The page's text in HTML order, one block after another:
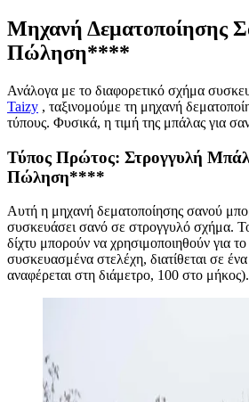
Μηχανή Δεματοποίησης
Πώληση****
Ανάλογα με το διαφορετικό σχήμα
Taizy , ταξινομούμε τη μηχανή
τύπους. Φυσικά, η τιμή της μπάλας για
Τύπος Πρώτος: Στρογγυλή
Πώληση****
Αυτή η μηχανή δεματοποίησης σανού
συσκευάσει σανό σε στρογγυλό σχήμα.
δίχτυ μπορούν να χρησιμοποιηθούν για
συσκευασμένα στελέχη, διατίθεται σε
αναφέρεται στη διάμετρο, 100 στο μήκος).